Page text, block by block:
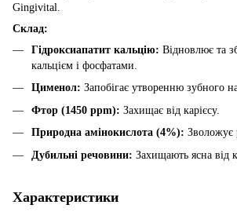
Gingivital.
Склад:
Гідроксиапатит кальцію: Відновлює та
кальцієм і фосфатами.
Цименол: Запобігає утворенню зубного
Фтор (1450 ppm): Захищає від карієсу.
Природна амінокислота (4%): Зволожує
Дубильні речовини: Захищають ясна від
Характеристики